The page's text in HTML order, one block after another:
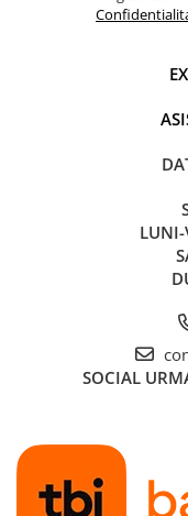
SOCIAL